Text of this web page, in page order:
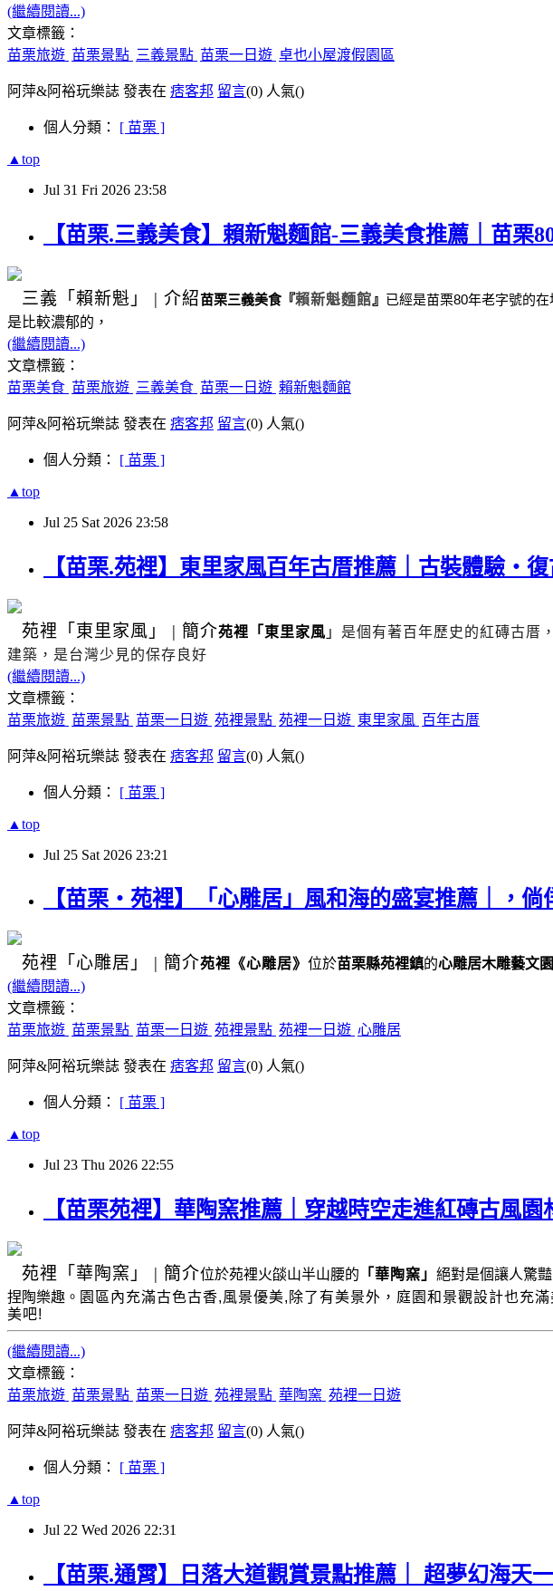
(繼續閱讀...)
文章標籤：
苗栗旅遊 苗栗景點 三義景點 苗栗一日遊 卓也小屋渡假園區
阿萍&阿裕玩樂誌 發表在 痞客邦 留言(0) 人氣()
個人分類： [ 苗栗 ]
▲top
Jul 31 Fri 2026 23:58
【苗栗.三義美食】賴新魁麵館-三義美食推薦｜苗栗
三義 「賴新魁」 | 介紹苗栗三義美食 『賴新魁麵館』 已經是苗栗80年老字號的在
是比較濃郁的，
(繼續閱讀...)
文章標籤：
苗栗美食 苗栗旅遊 三義美食 苗栗一日遊 賴新魁麵館
阿萍&阿裕玩樂誌 發表在 痞客邦 留言(0) 人氣()
個人分類： [ 苗栗 ]
▲top
Jul 25 Sat 2026 23:58
【苗栗.苑裡】東里家風百年古厝推薦｜古裝體驗・
苑裡 「東里家風」 | 簡介苑裡「東里家風 」 是個有著百年歷史的紅磚古厝
建築，是台灣少見的保存良好
(繼續閱讀...)
文章標籤：
苗栗旅遊 苗栗景點 苗栗一日遊 苑裡景點 苑裡一日遊 東里家風 百年古厝
阿萍&阿裕玩樂誌 發表在 痞客邦 留言(0) 人氣()
個人分類： [ 苗栗 ]
▲top
Jul 25 Sat 2026 23:21
【苗栗・苑裡】「心雕居」風和海的盛宴推薦｜，
苑裡 「心雕居」 | 簡介苑裡 《心雕居》 位於苗栗縣苑裡鎮的心雕居木雕藝文
(繼續閱讀...)
文章標籤：
苗栗旅遊 苗栗景點 苗栗一日遊 苑裡景點 苑裡一日遊 心雕居
阿萍&阿裕玩樂誌 發表在 痞客邦 留言(0) 人氣()
個人分類： [ 苗栗 ]
▲top
Jul 23 Thu 2026 22:55
【苗栗苑裡】華陶窯推薦｜穿越時空走進紅磚古風
苑裡 「華陶窯」 | 簡介位於苑裡火燄山半山腰的 「華陶窯」 絕對是個讓人驚
捏陶樂趣。 園區內充滿古色古香,風景優美, 除了有美景外，庭園和景觀設計也充
美吧!
(繼續閱讀...)
文章標籤：
苗栗旅遊 苗栗景點 苗栗一日遊 苑裡景點 華陶窯 苑裡一日遊
阿萍&阿裕玩樂誌 發表在 痞客邦 留言(0) 人氣()
個人分類： [ 苗栗 ]
▲top
Jul 22 Wed 2026 22:31
【苗栗.通霄】日落大道觀賞景點推薦｜ 超夢幻海天